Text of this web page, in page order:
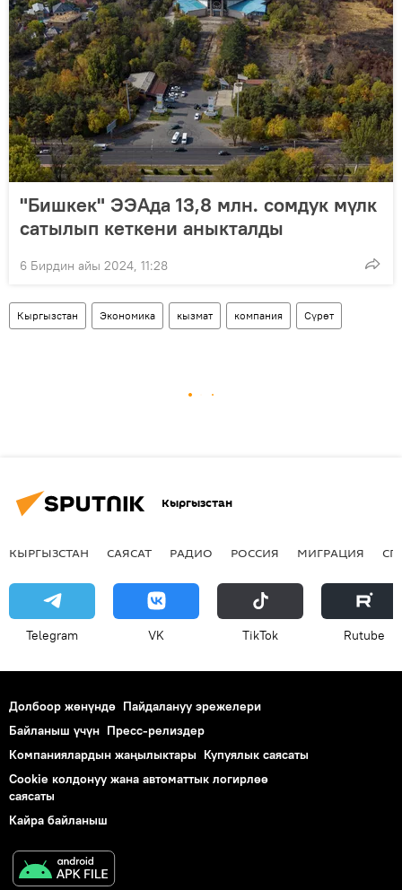
"Бишкек" ЭЭАда 13,8 млн. сомдук мүлк
сатылып кеткени аныкталды
6 Бирдин айы 2024, 11:28
Кыргызстан Экономика кызмат компания Сүрөт
Кыргызстан
КЫРГЫЗСТАН САЯСАТ РАДИО РОССИЯ МИГРАЦИЯ
Telegram VK ТikТоk Rutube
Долбоор жөнүндө Пайдалануу эрежелери
Байланыш үчүн Пресс-релиздер
Компаниялардын жаңылыктары Купуялык саясаты
Cookie колдонуу жана автоматтык логирлөө
саясаты
Кайра байланыш